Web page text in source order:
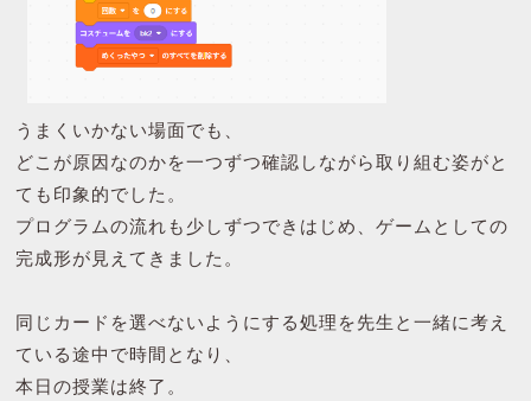
うまくいかない場面でも、
どこが原因なのかを一つずつ確認しながら取り組む姿がと
ても印象的でした。
プログラムの流れも少しずつできはじめ、ゲームとしての
完成形が見えてきました。
同じカードを選べないようにする処理を先生と一緒に考え
ている途中で時間となり、
本日の授業は終了。